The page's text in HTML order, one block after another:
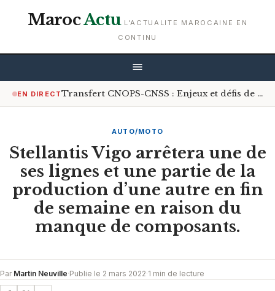
MarocActu L'ACTUALITE MAROCAINE EN
CONTINU
EN DIRECT Transfert CNOPS-CNSS : Enjeux et défis de la couverture médicale universelle
AUTO/MOTO
Stellantis Vigo arrêtera une de
ses lignes et une partie de la
production d’une autre en fin
de semaine en raison du
manque de composants.
Par Martin Neuville·Publie le 2 mars 2022·1 min de lecture